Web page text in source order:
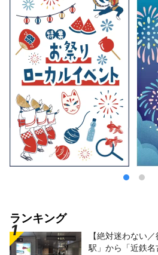
ランキング
【絶対迷わない
駅」から「近鉄